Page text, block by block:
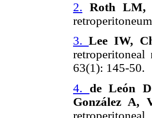
2. Roth LM,
3. Lee IW,
retroperitoneal
63(1): 145-50.
4.
de León
González A,